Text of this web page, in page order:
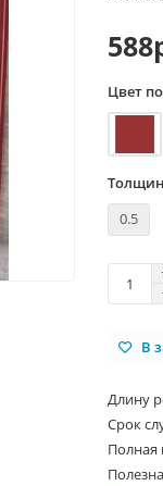
Цвет
0.5
В
Длину
Срок